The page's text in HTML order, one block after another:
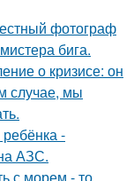
фотограф
бига.
о кризисе: он
случае, мы
-
АЗС.
с морем - то